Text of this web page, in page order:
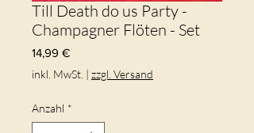
Till Death do us Party -
Champagner Flöten - Set
14,99 €Preis
inkl. MwSt. | zzgl. Versand
Anzahl *